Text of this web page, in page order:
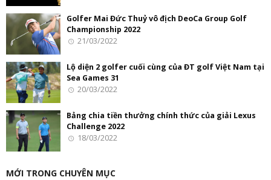
Golfer Mai Đức Thuỷ vô địch DeoCa Group Golf
Championship 2022
21/03/2022
Lộ diện 2 golfer cuối cùng của ĐT golf Việt Nam tại
Sea Games 31
20/03/2022
Bảng chia tiền thưởng chính thức của giải Lexus
Challenge 2022
18/03/2022
MỚI TRONG CHUYÊN MỤC